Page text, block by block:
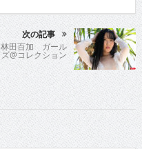
次の記事
林田百加 ガール
ズ@コレクション